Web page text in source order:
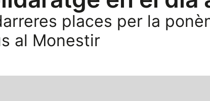
places per la
al Monestir